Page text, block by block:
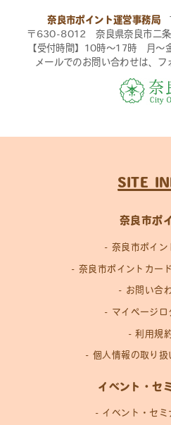
奈良市ポイント運営事務局
〒630-8012 奈良県奈良市二
【受付時間】10時〜17時 月〜
メールでのお問い合わせは、フ
SITE
奈良市ポ
奈良市ポイン
奈良市ポイントカー
お問い合
マイページロ
利用規
個人情報の取り扱
イベント・セ
イベント・セミ